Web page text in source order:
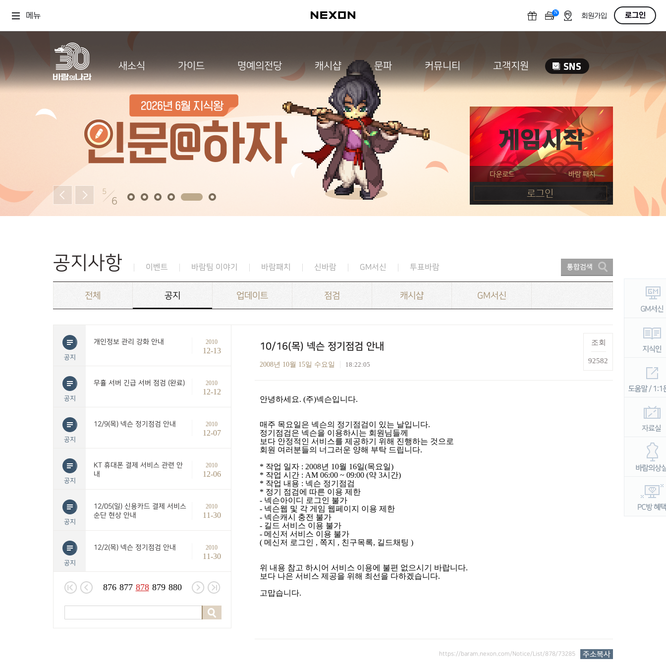
메뉴 N OFF회원가입 로그인
새소식 가이드 명예의전당 캐시샵 문파 커뮤니티 고객지원
5
6
공지사항 이벤트 바람팀 이야기 바람패치 신바람 GM서신 투표바람
전체 공지 업데이트 점검 캐시샵 GM서신
공지
개인정보 관리 강화 안내 2010
12-13
공지
무휼 서버 긴급 서버 점검 (완료) 2010
12-12
공지
12/9(목) 넥슨 정기점검 안내 2010
12-07
공지
KT 휴대폰 결제 서비스 관련 안
내
2010
12-06
공지
12/05(일) 신용카드 결제 서비스
순단 현상 안내
2010
11-30
공지
12/2(목) 넥슨 정기점검 안내 2010
11-30
876 877 878 879 880
10/16(목) 넥슨 정기점검 안내
2008년 10월 15일 수요일 18:22:05
조회
92582
안녕하세요. (주)넥슨입니다.
매주 목요일은 넥슨의 정기점검이 있는 날입니다.
정기점검은 넥슨을 이용하시는 회원님들께
보다 안정적인 서비스를 제공하기 위해 진행하는 것으로
회원 여러분들의 너그러운 양해 부탁 드립니다.
* 작업 일자 : 2008년 10월 16일(목요일)
* 작업 시간 : AM 06:00 ~ 09:00 (약 3시간)
* 작업 내용 : 넥슨 정기점검
* 정기 점검에 따른 이용 제한
- 넥슨아이디 로그인 불가
- 넥슨웹 및 각 게임 웹페이지 이용 제한
- 넥슨캐시 충전 불가
- 길드 서비스 이용 불가
- 메신저 서비스 이용 불가
( 메신저 로그인 , 쪽지 , 친구목록, 길드채팅 )
위 내용 참고 하시어 서비스 이용에 불편 없으시기 바랍니다.
보다 나은 서비스 제공을 위해 최선을 다하겠습니다.
고맙습니다.
https://baram.nexon.com/Notice/List/878/73285